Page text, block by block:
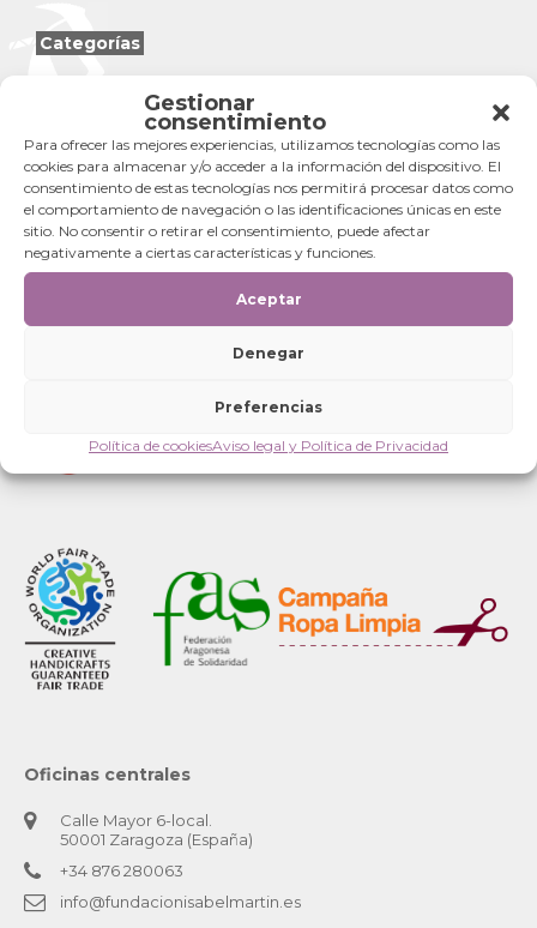
Gestionar
consentimiento
Para ofrecer las mejores experiencias, utilizamos tecnologías como las
cookies para almacenar y/o acceder a la información del dispositivo. El
consentimiento de estas tecnologías nos permitirá procesar datos como
el comportamiento de navegación o las identificaciones únicas en este
sitio. No consentir o retirar el consentimiento, puede afectar
negativamente a ciertas características y funciones.
Aceptar
Denegar
Preferencias
Política de cookiesAviso legal y Política de Privacidad
Categorías
Oficinas centrales
Calle Mayor 6-local.
50001 Zaragoza (España)
+34 876 280063
info@fundacionisabelmartin.es